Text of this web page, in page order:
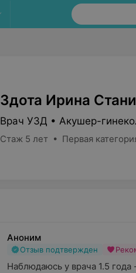
Здота Ирина
Врач УЗД • Акушер-
Стаж 5 лет • Первая
Аноним
Отзыв подтвержден
Наблюдаюсь у врача 1.5